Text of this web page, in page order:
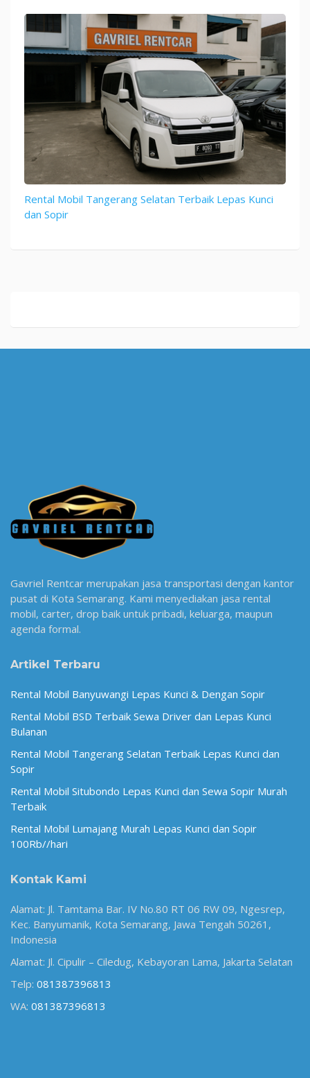
Rental Mobil Tangerang Selatan Terbaik Lepas Kunci
dan Sopir
Gavriel Rentcar merupakan jasa transportasi dengan kantor
pusat di Kota Semarang. Kami menyediakan jasa rental
mobil, carter, drop baik untuk pribadi, keluarga, maupun
agenda formal.
Artikel Terbaru
Rental Mobil Banyuwangi Lepas Kunci & Dengan Sopir
Rental Mobil BSD Terbaik Sewa Driver dan Lepas Kunci
Bulanan
Rental Mobil Tangerang Selatan Terbaik Lepas Kunci dan
Sopir
Rental Mobil Situbondo Lepas Kunci dan Sewa Sopir Murah
Terbaik
Rental Mobil Lumajang Murah Lepas Kunci dan Sopir
100Rb//hari
Kontak Kami
Alamat: Jl. Tamtama Bar. IV No.80 RT 06 RW 09, Ngesrep,
Kec. Banyumanik, Kota Semarang, Jawa Tengah 50261,
Indonesia
Alamat: Jl. Cipulir – Ciledug, Kebayoran Lama, Jakarta Selatan
Telp: 081387396813
WA: 081387396813